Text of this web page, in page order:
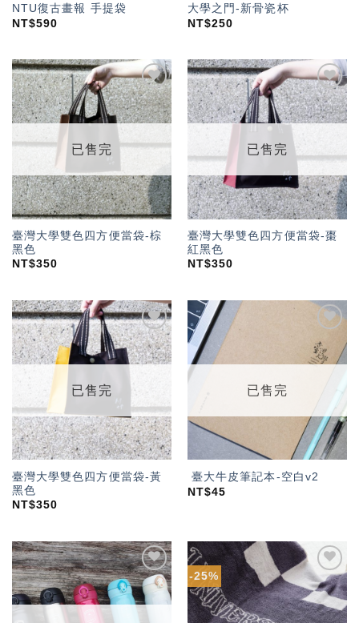
NTU復古畫報 手提袋
NT$590
大學之門-新骨瓷杯
NT$250
加入
「願
望輕
已售完
臺灣大學雙色四方便當袋-棕
黑色
NT$350
加入
「願
望輕
已售完
臺灣大學雙色四方便當袋-棗
紅黑色
NT$350
加入
「願
望輕
已售完
臺灣大學雙色四方便當袋-黃
黑色
NT$350
加入
「願
望輕
已售完
臺大牛皮筆記本-空白v2
NT$45
加入
「願
望輕
-25%
加入
「願
望輕
單」